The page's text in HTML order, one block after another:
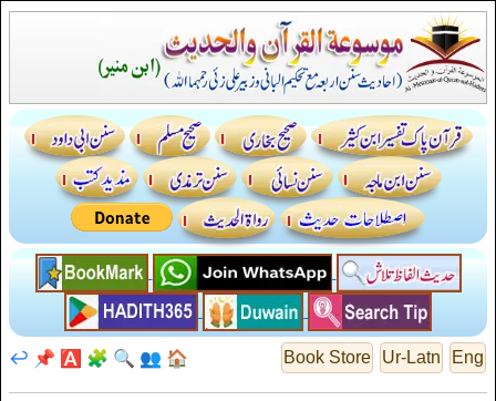
Eng
Ur-Latn
Book Store
🏠
👥
🔍
🧩
🅰️
📌
↩️